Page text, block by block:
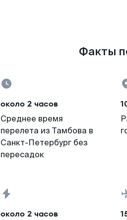
Факты
около 2 часов
Среднее время
перелета из Тамбова в
Санкт-Петербург без
пересадок
около 2 часов